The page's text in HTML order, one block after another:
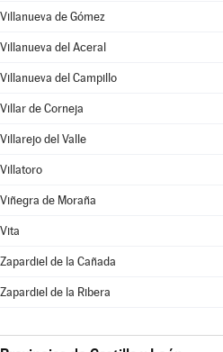
Villanueva de Gómez
Villanueva del Aceral
Villanueva del Campillo
Villar de Corneja
Villarejo del Valle
Villatoro
Viñegra de Moraña
Vita
Zapardiel de la Cañada
Zapardiel de la Ribera